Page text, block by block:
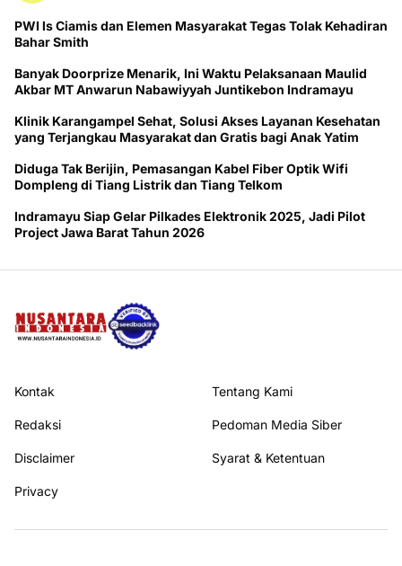
PWI ls Ciamis dan Elemen Masyarakat Tegas Tolak Kehadiran
Bahar Smith
Banyak Doorprize Menarik, Ini Waktu Pelaksanaan Maulid
Akbar MT Anwarun Nabawiyyah Juntikebon Indramayu
Klinik Karangampel Sehat, Solusi Akses Layanan Kesehatan
yang Terjangkau Masyarakat dan Gratis bagi Anak Yatim
Diduga Tak Berijin, Pemasangan Kabel Fiber Optik Wifi
Dompleng di Tiang Listrik dan Tiang Telkom
Indramayu Siap Gelar Pilkades Elektronik 2025, Jadi Pilot
Project Jawa Barat Tahun 2026
Kontak Tentang Kami
Redaksi Pedoman Media Siber
Disclaimer Syarat & Ketentuan
Privacy